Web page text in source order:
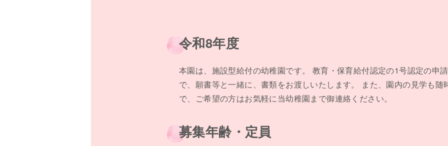
令和8年度
本園は、施設型給付の幼稚園です。 教育・保育給付認定の1号認定の申
で、願書等と一緒に、書類をお渡しいたします。 また、園内の見学も随
で、ご希望の方はお気軽に当幼稚園まで御連絡ください。
募集年齢・定員